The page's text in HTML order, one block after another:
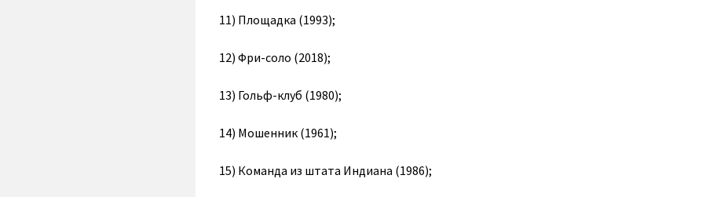
11) Площадка (1993);
12) Фри-соло (2018);
13) Гольф-клуб (1980);
14) Мошенник (1961);
15) Команда из штата Индиана (1986);